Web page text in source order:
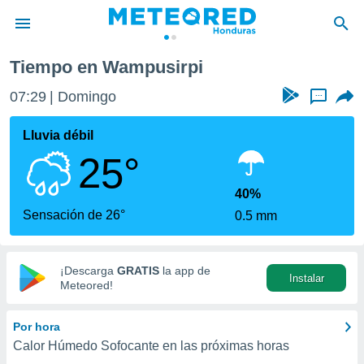
de
ha sido
para
que se
calidad.
a este
las
y
digital
basada
Tiempo en Wampusirpi
07:29 Domingo ...
Lluvia débil
25°
Sensación de 26°
40%
0.5 mm
¡Descarga GRATIS la app de
Meteored!
Instalar
Por hora
Calor Húmedo Sofocante en las próximas horas